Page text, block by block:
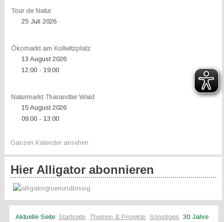
Tour de Natur
25 Juli 2026
Ökomarkt am Kollwitzplatz
13 August 2026
12:00- 19:00
Naturmarkt Tharandter Wald
15 August 2026
09:00- 13:00
Ganzen Kalender ansehen
Hier Alligator abonnieren
Aktuelle Seite:Startseite Themen & Projekte Sonstiges 30 Jahre